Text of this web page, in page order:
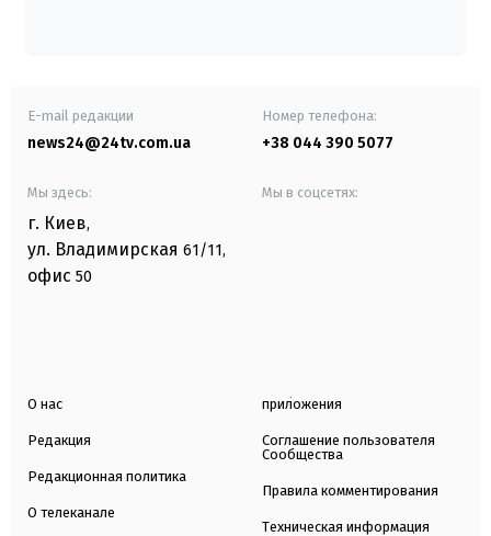
E-mail редакции
news24@24tv.com.ua
Номер телефона:
+38 044 390 5077
Мы здесь:
г. Киев,
ул. Владимирская 61/11,
офис 50
Мы в соцсетях:
О нас
Редакция
Редакционная политика
О телеканале
приложения
Соглашение пользователя
Сообщества
Правила комментирования
Техническая информация